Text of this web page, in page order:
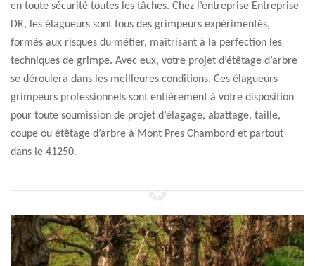
en toute sécurité toutes les tâches. Chez l’entreprise Entreprise
DR, les élagueurs sont tous des grimpeurs expérimentés,
formés aux risques du métier, maitrisant à la perfection les
techniques de grimpe. Avec eux, votre projet d’étêtage d’arbre
se déroulera dans les meilleures conditions. Ces élagueurs
grimpeurs professionnels sont entièrement à votre disposition
pour toute soumission de projet d’élagage, abattage, taille,
coupe ou étêtage d’arbre à Mont Pres Chambord et partout
dans le 41250.